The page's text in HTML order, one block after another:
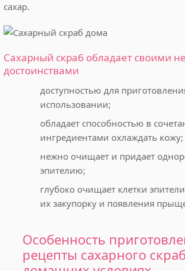
сахар.
Сахарный скраб обладает своими
достоинствами
доступностью для
использовании;
обладает способностью в
ингредиентами охлаждать кожу;
нежно очищает и придает
эпителию;
глубоко очищает клетки
их закупорку и появления
Особенность
рецепты сахарного